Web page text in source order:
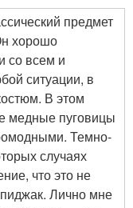
предмет
хорошо
со всем и
ситуации, в
В этом
медные пуговицы
Темно-
случаях
что это не
Лично мне